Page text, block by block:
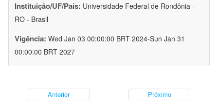
Instituição/UF/País: Universidade Federal de Rondônia -
RO - Brasil
Vigência: Wed Jan 03 00:00:00 BRT 2024-Sun Jan 31
00:00:00 BRT 2027
Anterior Próximo